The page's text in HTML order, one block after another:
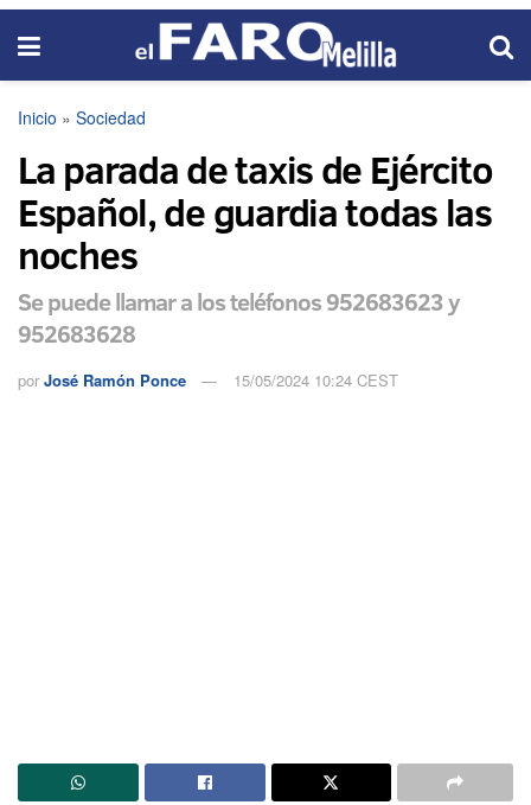
Inicio » Sociedad
La parada de taxis de Ejército
Español, de guardia todas las
noches
Se puede llamar a los teléfonos 952683623 y
952683628
por José Ramón Ponce 15/05/2024 10:24 CEST